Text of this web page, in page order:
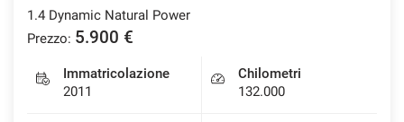
1.4 Dynamic Natural Power
Prezzo: 5.900 €
Immatricolazione
2011
Chilometri
132.000